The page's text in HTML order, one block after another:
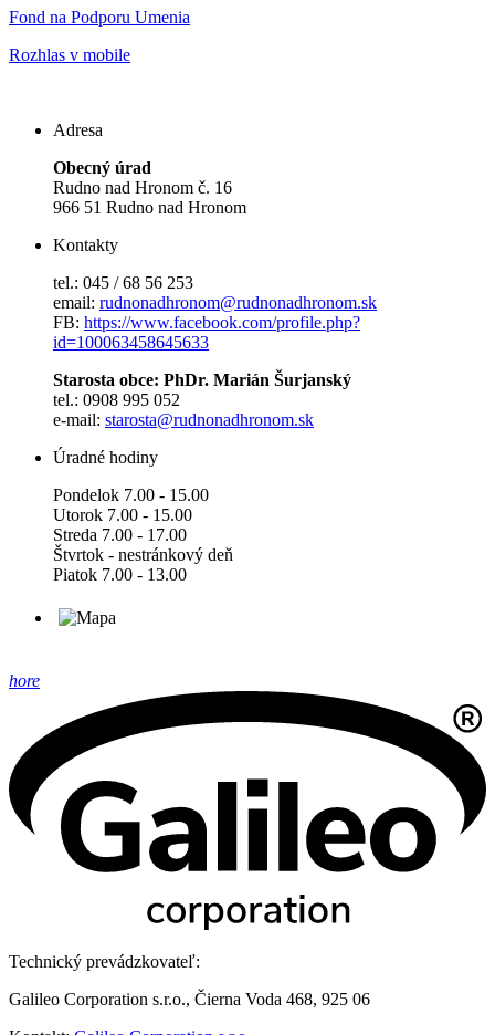
Fond na Podporu Umenia
Rozhlas v mobile
Adresa
Obecný úrad
Rudno nad Hronom č. 16
966 51 Rudno nad Hronom
Kontakty
tel.: 045 / 68 56 253
email: rudnonadhronom@rudnonadhronom.sk
FB: https://www.facebook.com/profile.php?
id=100063458645633
Starosta obce: PhDr. Marián Šurjanský
tel.: 0908 995 052
e-mail: starosta@rudnonadhronom.sk
Úradné hodiny
Pondelok 7.00 - 15.00
Utorok 7.00 - 15.00
Streda 7.00 - 17.00
Štvrtok - nestránkový deň
Piatok 7.00 - 13.00
hore
Technický prevádzkovateľ:
Galileo Corporation s.r.o., Čierna Voda 468, 925 06